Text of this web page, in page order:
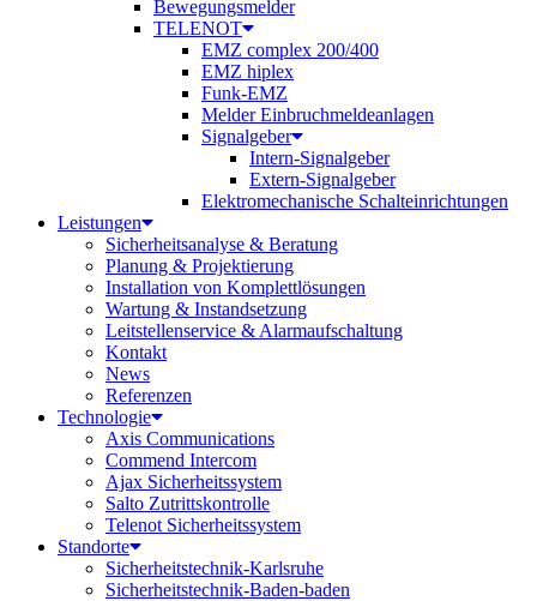
Bewegungsmelder
TELENOT
EMZ complex 200/400
EMZ hiplex
Funk-EMZ
Melder Einbruchmeldeanlagen
Signalgeber
Intern-Signalgeber
Extern-Signalgeber
Elektromechanische Schalteinrichtungen
Leistungen
Sicherheitsanalyse & Beratung
Planung & Projektierung​
Installation von Komplettlösungen
Wartung & Instandsetzung
Leitstellenservice & Alarmaufschaltung
Kontakt
News
Referenzen
Technologie
Axis Communications
Commend Intercom
Ajax Sicherheitssystem​
Salto Zutrittskontrolle
Telenot Sicherheitssystem
Standorte
Sicherheitstechnik-Karlsruhe
Sicherheitstechnik-Baden-baden